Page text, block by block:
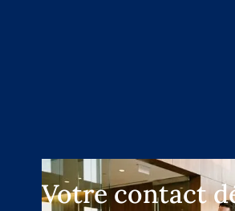
Votre contact